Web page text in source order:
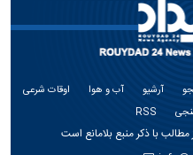
آرشیو آب و هوا
اوقات شرعی
RSS
با ذکر منبع بلامانع است